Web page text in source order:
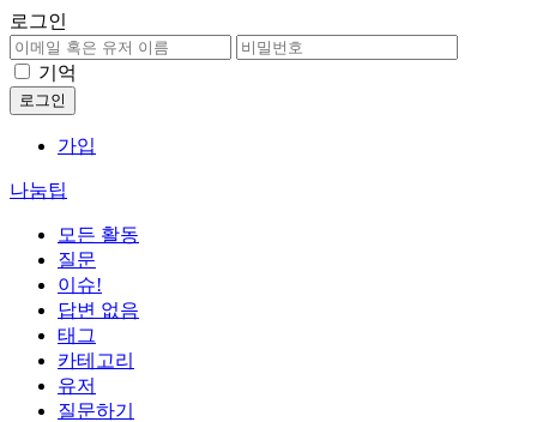
로그인
기억
가입
나눔팁
모든 활동
질문
이슈!
답변 없음
태그
카테고리
유저
질문하기